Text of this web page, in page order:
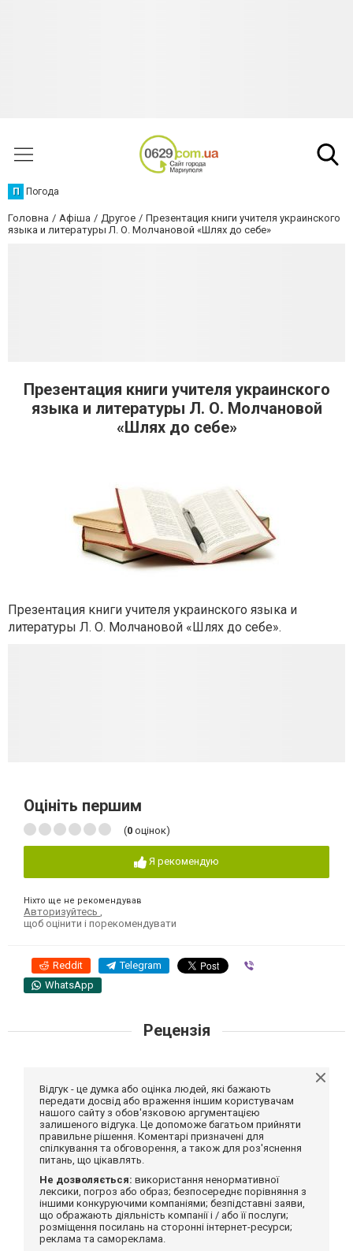
П Погода
Головна Афіша Другое
Презентация книги учителя украинского
языка и литературы Л. О. Молчановой «Шлях до себе»
Презентация книги учителя украинского
языка и литературы Л. О. Молчановой
«Шлях до себе»
Презентация книги учителя украинского языка и
литературы Л. О. Молчановой «Шлях до себе».
Оцініть першим
(0 оцінок)
Я рекомендую
Ніхто ще не рекомендував
Авторизуйтесь
щоб оцінити і порекомендувати
Reddit Telegram
WhatsApp
Рецензія
Відгук - це думка або оцінка людей, які бажають
передати досвід або враження іншим користувачам
нашого сайту з обов'язковою аргументацією
залишеного відгука. Це допоможе багатьом прийняти
правильне рішення. Коментарі призначені для
спілкування та обговорення, а також для роз'яснення
питань, що цікавлять.
Не дозволяється: використання ненормативної
лексики, погроз або образ; безпосереднє порівняння з
іншими конкуруючими компаніями; безпідставні заяви,
що ображають діяльність компанії і / або її послуги;
розміщення посилань на сторонні інтернет-ресурси;
реклама та самореклама.